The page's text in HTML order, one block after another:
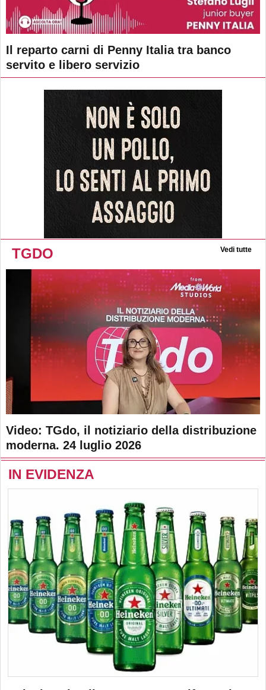
Il reparto carni di Penny Italia tra banco
servito e libero servizio
TGDO Vedi tutte
Video: TGdo, il notiziario della distribuzione
moderna. 24 luglio 2026
IN EVIDENZA